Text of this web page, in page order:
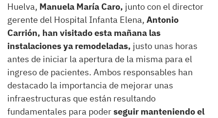
Huelva, Manuela María Caro, junto con el director
gerente del Hospital Infanta Elena, Antonio
Carrión, han visitado esta mañana las
instalaciones ya remodeladas, justo unas horas
antes de iniciar la apertura de la misma para el
ingreso de pacientes. Ambos responsables han
destacado la importancia de mejorar unas
infraestructuras que están resultando
fundamentales para poderseguir manteniendo el